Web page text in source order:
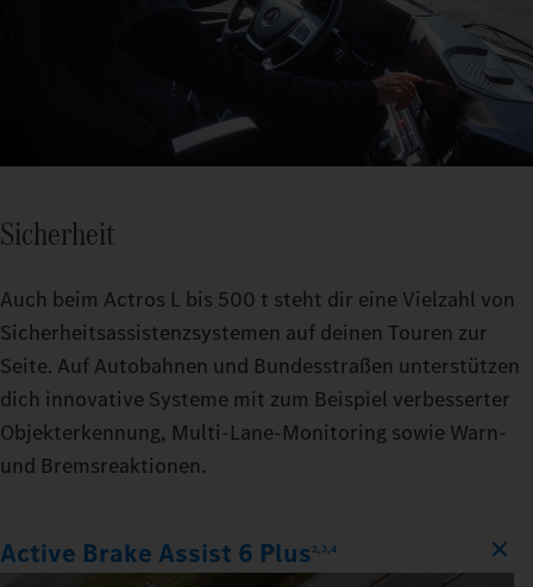
Sicherheit
Auch beim Actros L bis 500 t steht dir eine Vielzahl von
Sicherheitsassistenzsystemen auf deinen Touren zur
Seite. Auf Autobahnen und Bundesstraßen unterstützen
dich innovative Systeme mit zum Beispiel verbesserter
Objekterkennung, Multi-Lane-Monitoring sowie Warn-
und Bremsreaktionen.
Active Brake Assist 6 Plus2,3,4